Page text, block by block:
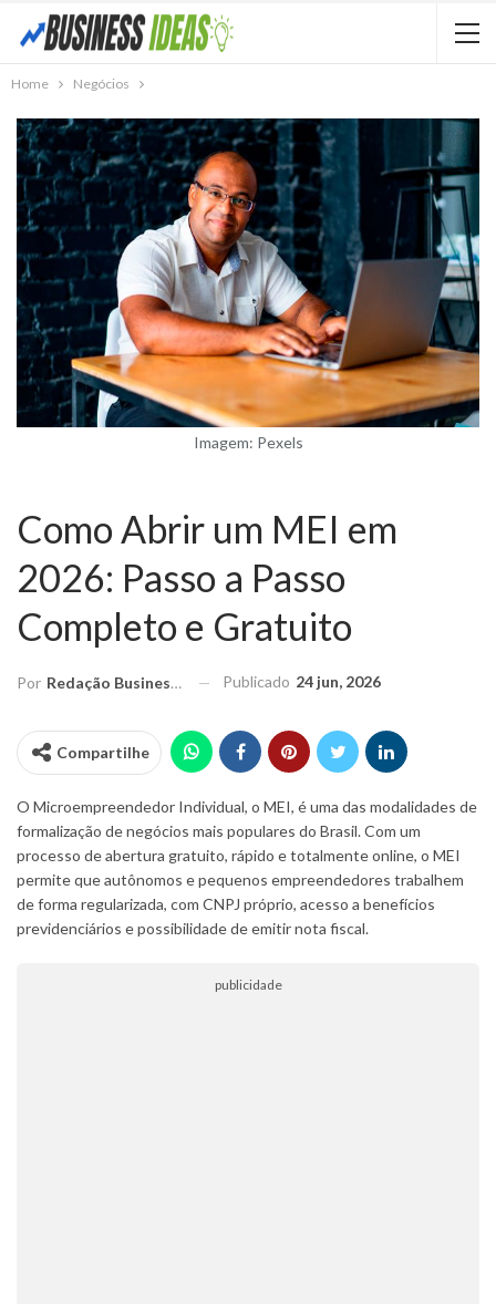
Home Negócios
Imagem: Pexels
Como Abrir um MEI em
2026: Passo a Passo
Completo e Gratuito
Por Redação Business Ideas Publicado 24 jun, 2026
Compartilhe
O Microempreendedor Individual, o MEI, é uma das modalidades de
formalização de negócios mais populares do Brasil. Com um
processo de abertura gratuito, rápido e totalmente online, o MEI
permite que autônomos e pequenos empreendedores trabalhem
de forma regularizada, com CNPJ próprio, acesso a benefícios
previdenciários e possibilidade de emitir nota fiscal.
publicidade